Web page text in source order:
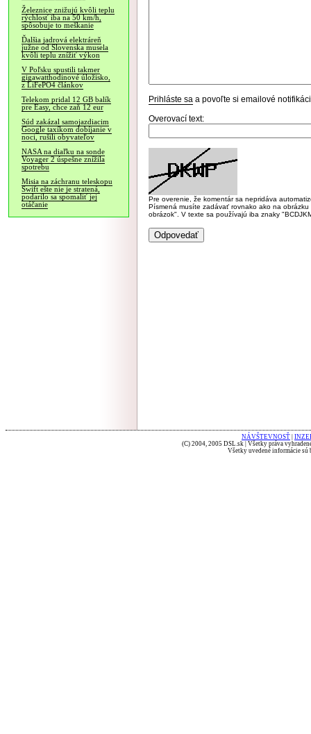
Železnice znižujú kvôli teplu
rýchlosť iba na 50 km/h,
spôsobuje to meškanie
Ďalšia jadrová elektráreň
južne od Slovenska musela
kvôli teplu znížiť výkon
V Poľsku spustili takmer
gigawatthodinové úložisko,
z LiFePO4 článkov
Telekom pridal 12 GB balík
pre Easy, chce zaň 12 eur
Súd zakázal samojazdiacim
Google taxíkom dobíjanie v
noci, rušili obyvateľov
NASA na diaľku na sonde
Voyager 2 úspešne znížila
spotrebu
Misia na záchranu teleskopu
Swift ešte nie je stratená,
podarilo sa spomaliť jej
otáčanie
Prihláste sa a povoľte si emailové
Overovací text:
Pre overenie, že komentár sa nepridáva
Písmená musíte zadávať rovnako ako na
obrázok". V texte sa používajú iba znaky
NÁVŠTEVNOSŤ
(C) 2004, 2005 DSL.sk | Všetky práva
Všetky uvedené informácie sú